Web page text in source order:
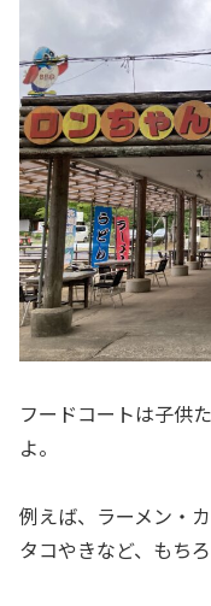
フードコートは子供
よ。
例えば、ラーメン・
タコやきなど、もち